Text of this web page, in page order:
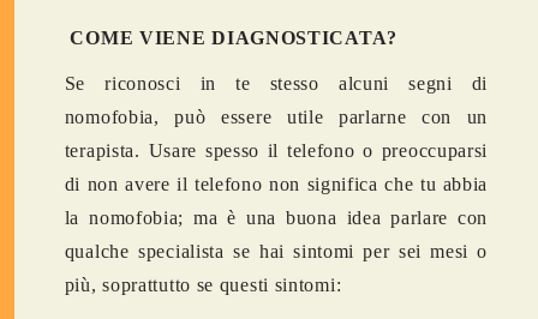
COME VIENE DIAGNOSTICATA?
Se riconosci in te stesso alcuni segni di
nomofobia, può essere utile parlarne con un
terapista. Usare spesso il telefono o preoccuparsi
di non avere il telefono non significa che tu abbia
la nomofobia; ma è una buona idea parlare con
qualche specialista se hai sintomi per sei mesi o
più, soprattutto se questi sintomi: